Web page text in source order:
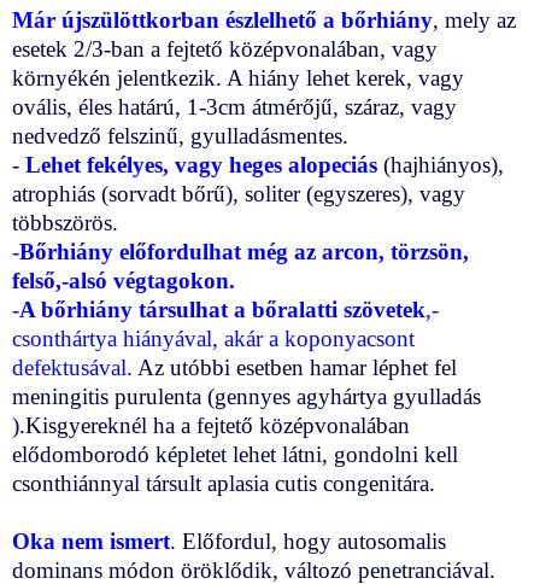
Már újszülöttkorban észlelhető a bőrhiány, mely az
esetek 2/3-ban a fejtető középvonalában, vagy
környékén jelentkezik. A hiány lehet kerek, vagy
ovális, éles határú, 1-3cm átmérőjű, száraz, vagy
nedvedző felszinű, gyulladásmentes.
- Lehet fekélyes, vagy heges alopeciás (hajhiányos),
atrophiás (sorvadt bőrű), soliter (egyszeres), vagy
többszörös.
-Bőrhiány előfordulhat még az arcon, törzsön,
felső,-alsó végtagokon.
-A bőrhiány társulhat a bőralatti szövetek,-
csonthártya hiányával, akár a koponyacsont
defektusával. Az utóbbi esetben hamar léphet fel
meningitis purulenta (gennyes agyhártya gyulladás
).Kisgyereknél ha a fejtető középvonalában
elődomborodó képletet lehet látni, gondolni kell
csonthiánnyal társult aplasia cutis congenitára.
Oka nem ismert. Előfordul, hogy autosomalis
dominans módon öröklődik, változó penetranciával.